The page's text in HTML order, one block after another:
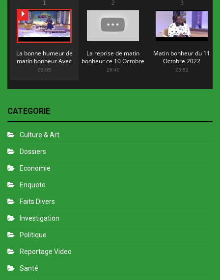
1
La bonne humeur de
matin bonheur Avec
Flopy Mendosa
03:05
2
La reprise de matin
bonheur ce 10 Octobre
2022
26:40
3
Matin bonheur du 11
Octobre 2022
23:52
CATEGORIE
Culture & Art
Dossiers
Economie
Enquete
Faits Divers
Investigation
Politique
Reportage Video
Santé